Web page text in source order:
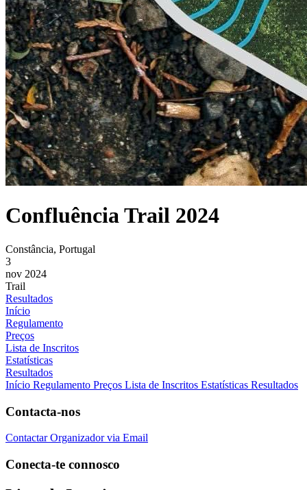
Confluência Trail 2024
Constância, Portugal
3
nov 2024
Trail
Resultados
Início
Regulamento
Preços
Lista de Inscritos
Estatísticas
Resultados
Início Regulamento Preços Lista de Inscritos Estatísticas Resultados
Contacta-nos
Contactar Organizador via Email
Conecta-te connosco